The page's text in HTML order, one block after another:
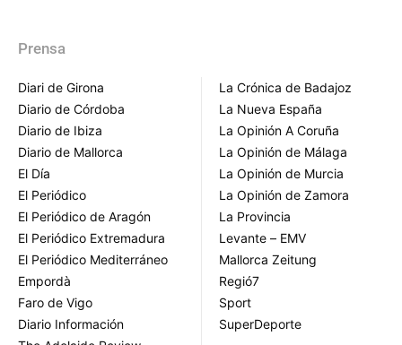
Prensa
Diari de Girona
Diario de Córdoba
Diario de Ibiza
Diario de Mallorca
El Día
El Periódico
El Periódico de Aragón
El Periódico Extremadura
El Periódico Mediterráneo
Empordà
Faro de Vigo
Diario Información
La Crónica de Badajoz
La Nueva España
La Opinión A Coruña
La Opinión de Málaga
La Opinión de Murcia
La Opinión de Zamora
La Provincia
Levante – EMV
Mallorca Zeitung
Regió7
Sport
SuperDeporte